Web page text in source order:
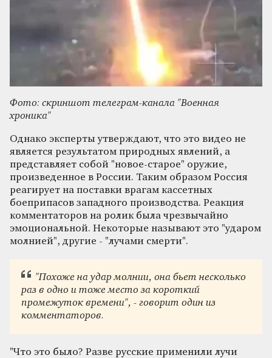
Фото: скриншот телеграм-канала "Военная
хроника"
Однако эксперты утверждают, что это видео не
является результатом природных явлений, а
представляет собой "новое-старое" оружие,
произведенное в России. Таким образом Россия
реагирует на поставки врагам кассетных
боеприпасов западного производства. Реакция
комментаторов на ролик была чрезвычайно
эмоциональной. Некоторые называют это "ударом
молнией", другие - "лучами смерти".
"Похоже на удар молнии, она бьет несколько
раз в одно и тоже место за короткий
промежуток времени", - говорит один из
комментаторов.
"Что это было? Разве русские применили лучи